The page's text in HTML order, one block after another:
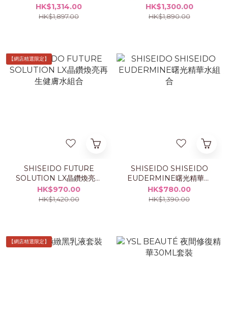
HK$1,314.00
HK$1,897.00
煥亮再生眼霜組合
HK$1,300.00
HK$1,890.00
【網店精選限定】
SHISEIDO FUTURE
SOLUTION LX晶鑽煥亮再
生健膚水組合
HK$970.00
HK$1,420.00
SHISEIDO SHISEIDO
EUDERMINE曙光精華水
組合
HK$780.00
HK$1,390.00
【網店精選限定】